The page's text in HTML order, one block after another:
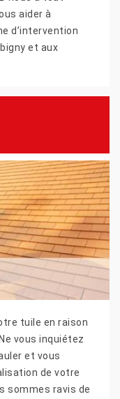
aider à
d’intervention
et aux
tuile en raison
vous inquiétez
et vous
de votre
sommes ravis de